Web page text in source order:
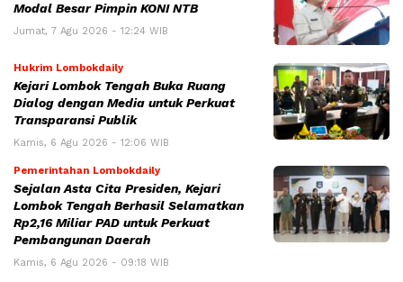
Modal Besar Pimpin KONI NTB
Jumat, 7 Agu 2026 - 12:24 WIB
Hukrim Lombokdaily
Kejari Lombok Tengah Buka Ruang
Dialog dengan Media untuk Perkuat
Transparansi Publik
Kamis, 6 Agu 2026 - 12:06 WIB
Pemerintahan Lombokdaily
Sejalan Asta Cita Presiden, Kejari
Lombok Tengah Berhasil Selamatkan
Rp2,16 Miliar PAD untuk Perkuat
Pembangunan Daerah
Kamis, 6 Agu 2026 - 09:18 WIB